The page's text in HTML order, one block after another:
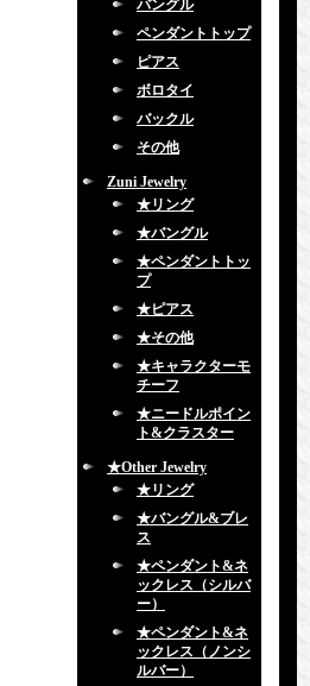
バングル
ペンダントトップ
ピアス
ボロタイ
バックル
その他
Zuni Jewelry
★リング
★バングル
★ペンダントトッ
プ
★ピアス
★その他
★キャラクターモ
チーフ
★ニードルポイン
ト&クラスター
★Other Jewelry
★リング
★バングル&ブレ
ス
★ペンダント&ネ
ックレス（シルバ
ー）
★ペンダント&ネ
ックレス（ノンシ
ルバー）